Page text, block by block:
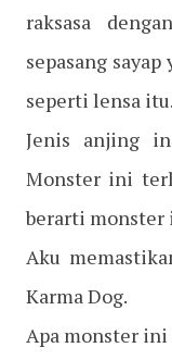
raksasa
sepasang
seperti lensa itu.
Jenis anjing
Monster ini
berarti monster
Aku
Karma Dog.
Apa monster ini